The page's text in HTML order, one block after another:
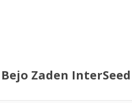
Zaden InterSeed